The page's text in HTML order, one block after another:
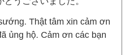
Thật tâm xin cảm ơn
ủng hộ. Cảm ơn các bạn